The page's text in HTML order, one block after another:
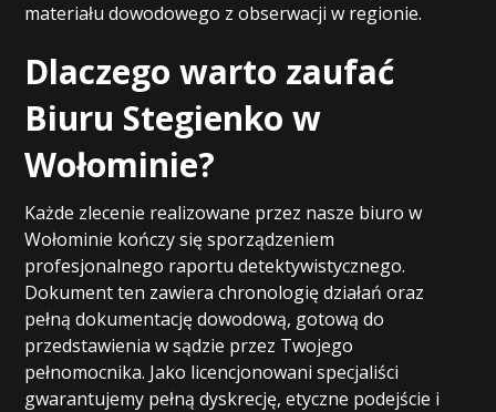
materiału dowodowego z obserwacji w regionie.
Dlaczego warto zaufać
Biuru Stegienko w
Wołominie?
Każde zlecenie realizowane przez nasze biuro w
Wołominie kończy się sporządzeniem
profesjonalnego raportu detektywistycznego.
Dokument ten zawiera chronologię działań oraz
pełną dokumentację dowodową, gotową do
przedstawienia w sądzie przez Twojego
pełnomocnika. Jako licencjonowani specjaliści
gwarantujemy pełną dyskrecję, etyczne podejście i